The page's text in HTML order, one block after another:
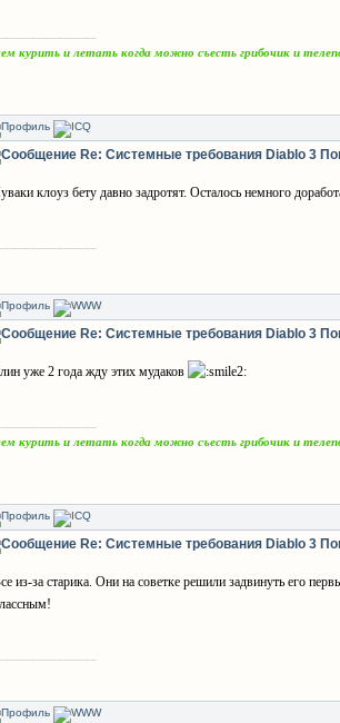
курить и летать когда можно съесть грибочик и
Re: Системные требования Diablo 3
клоуз бету давно задротят. Осталось немного
Re: Системные требования Diablo 3
уже 2 года жду этих мудаков
курить и летать когда можно съесть грибочик и
Re: Системные требования Diablo 3
из-за старика. Они на советке решили задвинуть его